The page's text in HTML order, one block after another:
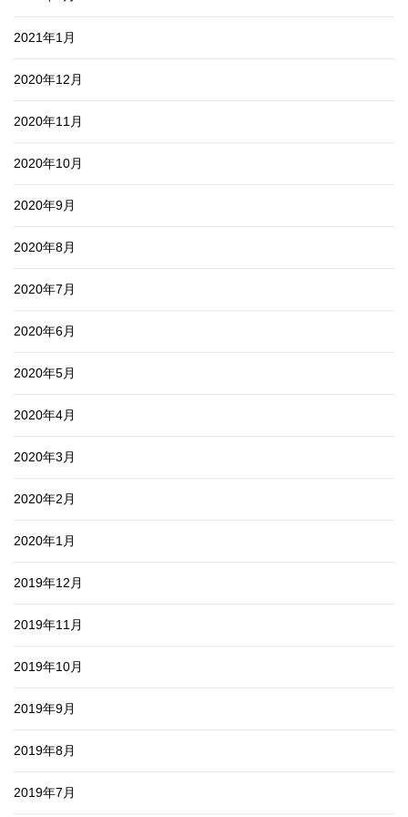
2021年1月
2020年12月
2020年11月
2020年10月
2020年9月
2020年8月
2020年7月
2020年6月
2020年5月
2020年4月
2020年3月
2020年2月
2020年1月
2019年12月
2019年11月
2019年10月
2019年9月
2019年8月
2019年7月